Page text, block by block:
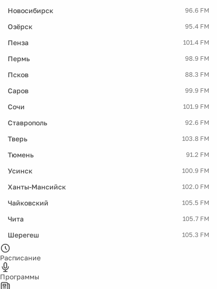
Новосибирск 96.6 FM
Озёрск 95.4 FM
Пенза 101.4 FM
Пермь 98.9 FM
Псков 88.3 FM
Саров 99.9 FM
Сочи 101.9 FM
Ставрополь 92.6 FM
Тверь 103.8 FM
Тюмень 91.2 FM
Усинск 100.9 FM
Ханты-Мансийск 102.0 FM
Чайковский 105.5 FM
Чита 105.7 FM
Шерегеш 105.3 FM
Расписание
Программы